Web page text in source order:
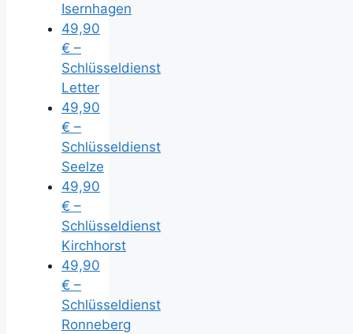
Isernhagen
49,90
€ –
Schlüsseldienst
Letter
49,90
€ –
Schlüsseldienst
Seelze
49,90
€ –
Schlüsseldienst
Kirchhorst
49,90
€ –
Schlüsseldienst
Ronneberg